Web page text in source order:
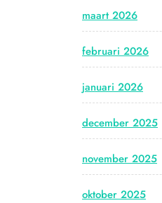
maart 2026
februari 2026
januari 2026
december 2025
november 2025
oktober 2025